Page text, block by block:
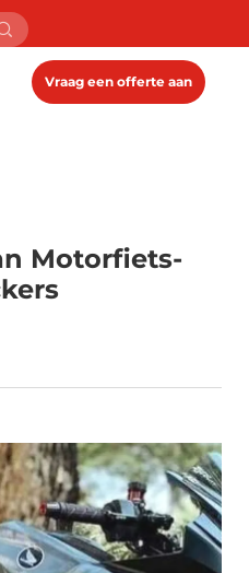
Vraag een offerte aan
Motorfiets-